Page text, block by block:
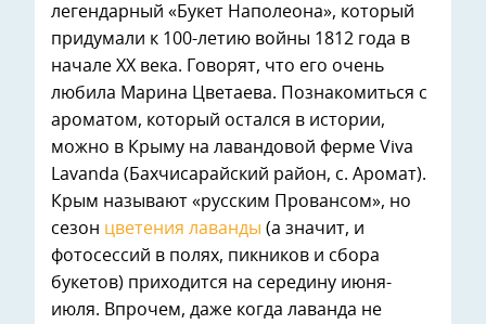
легендарный «Букет Наполеона», который
придумали к 100-летию войны 1812 года в
начале XX века. Говорят, что его очень
любила Марина Цветаева. Познакомиться с
ароматом, который остался в истории,
можно в Крыму на лавандовой ферме Viva
Lavanda (Бахчисарайский район, с. Аромат).
Крым называют «русским Провансом», но
сезон цветения лаванды (а значит, и
фотосессий в полях, пикников и сбора
букетов) приходится на середину июня-
июля. Впрочем, даже когда лаванда не